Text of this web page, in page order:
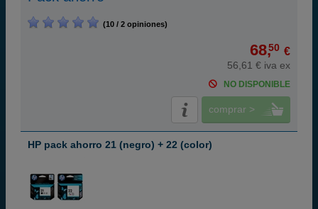
(10 / 2 opiniones)
68,50 €
56,61 € iva ex
NO DISPONIBLE
comprar >
HP pack ahorro 21 (negro) + 22 (color)